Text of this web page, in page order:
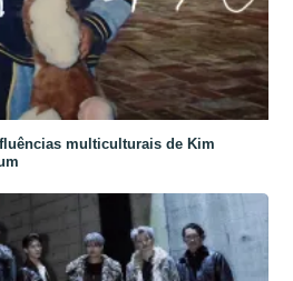
multiculturais de Kim